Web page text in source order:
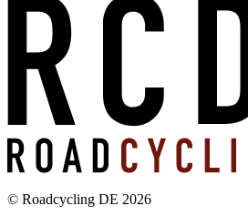
© Roadcycling DE 2026